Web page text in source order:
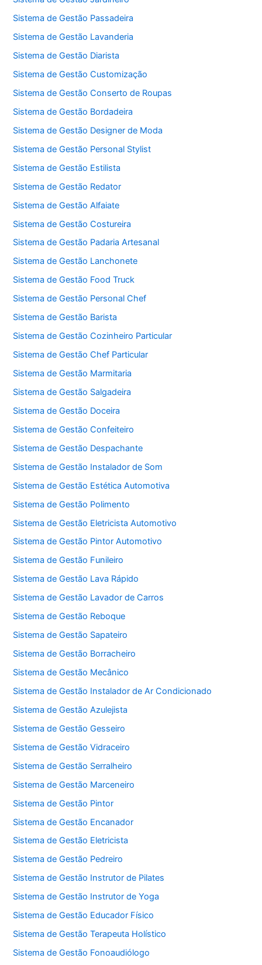
Sistema de Gestão Passadeira
Sistema de Gestão Lavanderia
Sistema de Gestão Diarista
Sistema de Gestão Customização
Sistema de Gestão Conserto de Roupas
Sistema de Gestão Bordadeira
Sistema de Gestão Designer de Moda
Sistema de Gestão Personal Stylist
Sistema de Gestão Estilista
Sistema de Gestão Redator
Sistema de Gestão Alfaiate
Sistema de Gestão Costureira
Sistema de Gestão Padaria Artesanal
Sistema de Gestão Lanchonete
Sistema de Gestão Food Truck
Sistema de Gestão Personal Chef
Sistema de Gestão Barista
Sistema de Gestão Cozinheiro Particular
Sistema de Gestão Chef Particular
Sistema de Gestão Marmitaria
Sistema de Gestão Salgadeira
Sistema de Gestão Doceira
Sistema de Gestão Confeiteiro
Sistema de Gestão Despachante
Sistema de Gestão Instalador de Som
Sistema de Gestão Estética Automotiva
Sistema de Gestão Polimento
Sistema de Gestão Eletricista Automotivo
Sistema de Gestão Pintor Automotivo
Sistema de Gestão Funileiro
Sistema de Gestão Lava Rápido
Sistema de Gestão Lavador de Carros
Sistema de Gestão Reboque
Sistema de Gestão Sapateiro
Sistema de Gestão Borracheiro
Sistema de Gestão Mecânico
Sistema de Gestão Instalador de Ar Condicionado
Sistema de Gestão Azulejista
Sistema de Gestão Gesseiro
Sistema de Gestão Vidraceiro
Sistema de Gestão Serralheiro
Sistema de Gestão Marceneiro
Sistema de Gestão Pintor
Sistema de Gestão Encanador
Sistema de Gestão Eletricista
Sistema de Gestão Pedreiro
Sistema de Gestão Instrutor de Pilates
Sistema de Gestão Instrutor de Yoga
Sistema de Gestão Educador Físico
Sistema de Gestão Terapeuta Holístico
Sistema de Gestão Fonoaudiólogo